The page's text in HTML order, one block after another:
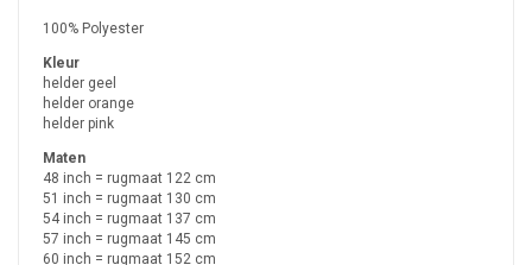
100% Polyester
Kleur
helder geel
helder orange
helder pink
Maten
48 inch = rugmaat 122 cm
51 inch = rugmaat 130 cm
54 inch = rugmaat 137 cm
57 inch = rugmaat 145 cm
60 inch = rugmaat 152 cm